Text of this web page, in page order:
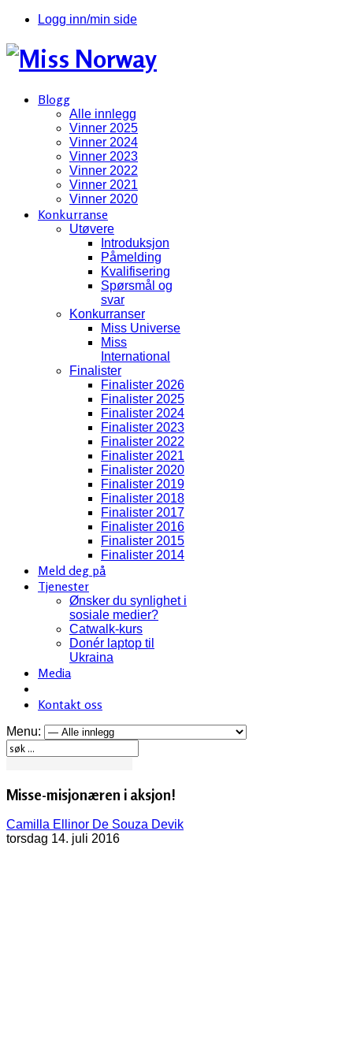
Logg inn/min side
Blogg
Alle innlegg
Vinner 2025
Vinner 2024
Vinner 2023
Vinner 2022
Vinner 2021
Vinner 2020
Konkurranse
Utøvere
Introduksjon
Påmelding
Kvalifisering
Spørsmål og
svar
Konkurranser
Miss Universe
Miss
International
Finalister
Finalister 2026
Finalister 2025
Finalister 2024
Finalister 2023
Finalister 2022
Finalister 2021
Finalister 2020
Finalister 2019
Finalister 2018
Finalister 2017
Finalister 2016
Finalister 2015
Finalister 2014
Meld deg på
Tjenester
Ønsker du synlighet i
sosiale medier?
Catwalk-kurs
Donér laptop til
Ukraina
Media
Kontakt oss
Menu:
Misse-misjonæren i aksjon!
Camilla Ellinor De Souza Devik
torsdag 14. juli 2016